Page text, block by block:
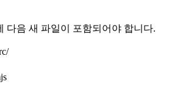
다음 새 파일이 포함되어야 합니다.